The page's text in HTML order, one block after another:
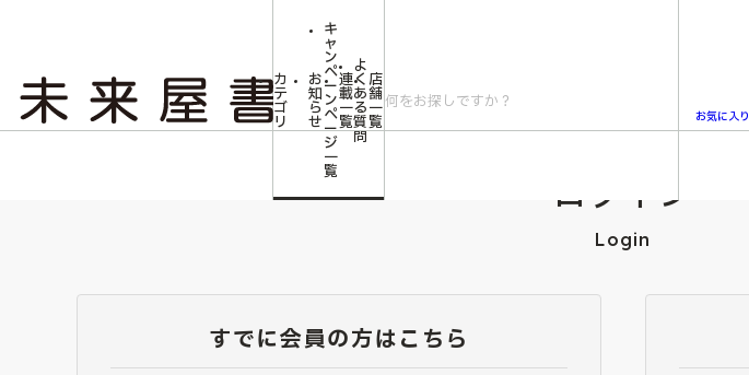
カ
テ
ゴ
リ
お
知
ら
せ
キ
ャ
ン
ペ
ー
ン
ペ
ー
ジ
一
覧
連
載
一
覧
よ
く
あ
る
質
問
店
舗
一
覧
お気に入り
ログイン
Login
すでに会員の方はこちら